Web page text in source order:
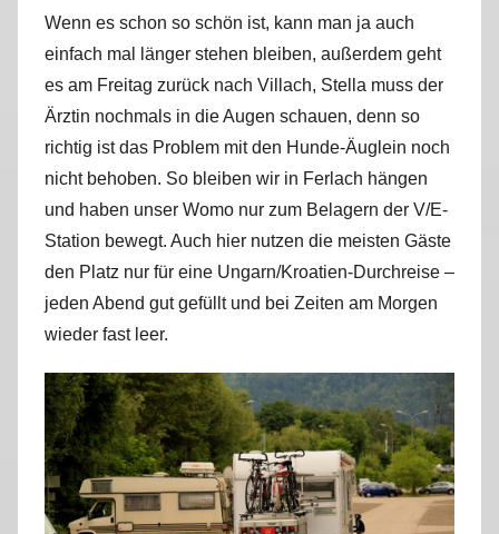
Wenn es schon so schön ist, kann man ja auch
einfach mal länger stehen bleiben, außerdem geht
es am Freitag zurück nach Villach, Stella muss der
Ärztin nochmals in die Augen schauen, denn so
richtig ist das Problem mit den Hunde-Äuglein noch
nicht behoben. So bleiben wir in Ferlach hängen
und haben unser Womo nur zum Belagern der V/E-
Station bewegt. Auch hier nutzen die meisten Gäste
den Platz nur für eine Ungarn/Kroatien-Durchreise –
jeden Abend gut gefüllt und bei Zeiten am Morgen
wieder fast leer.